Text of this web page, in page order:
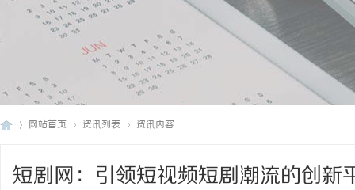
网站首页 资讯列表 资讯内容
短剧网：引领短视频短剧潮流的创新